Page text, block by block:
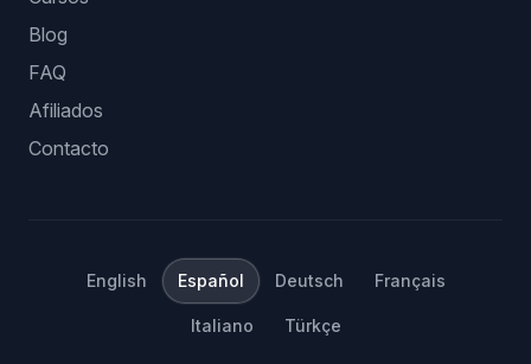
Blog
FAQ
Afiliados
Contacto
English Español Deutsch Français
Italiano Türkçe